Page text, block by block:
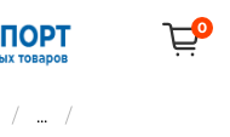
0
...